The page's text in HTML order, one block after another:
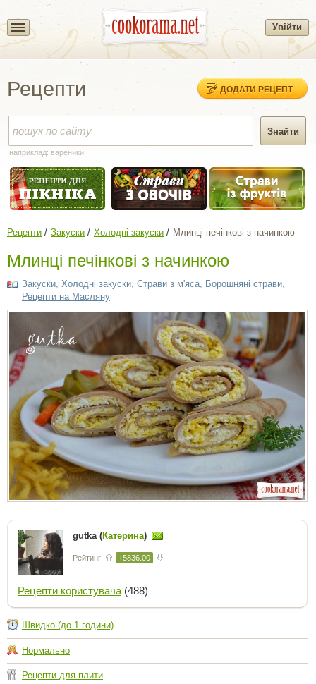
Увійти
Рецепти ДОДАТИ РЕЦЕПТ
наприклад: вареники
Рецепти Закуски Холодні закуски Млинці печінкові з начинкою
Млинці печінкові з начинкою
Закуски Холодні закуски Страви з м'яса Борошняні страви
Рецепти на Масляну
gutka (Катерина)
Рейтинг +5836.00
Рецепти користувача (488)
Швидко (до 1 години)
Нормально
Рецепти для плити